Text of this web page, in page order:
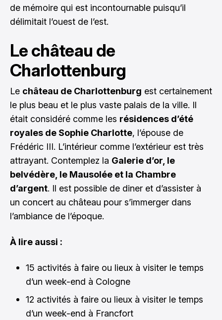
de mémoire qui est incontournable puisqu’il
délimitait l’ouest de l’est.
Le château de
Charlottenburg
Le château de Charlottenburg est certainement
le plus beau et le plus vaste palais de la ville. Il
était considéré comme les résidences d’été
royales de Sophie Charlotte, l’épouse de
Frédéric III. L’intérieur comme l’extérieur est très
attrayant. Contemplez la Galerie d’or, le
belvédère, le Mausolée et la Chambre
d’argent. Il est possible de diner et d’assister à
un concert au château pour s’immerger dans
l’ambiance de l’époque.
À lire aussi :
15 activités à faire ou lieux à visiter le temps
d’un week-end à Cologne
12 activités à faire ou lieux à visiter le temps
d’un week-end à Francfort